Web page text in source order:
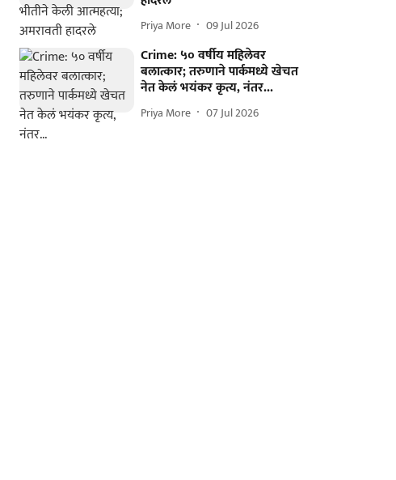
Priya More 09 Jul 2026
Crime: ५० वर्षीय महिलेवर
बलात्कार; तरुणाने पार्कमध्ये खेचत
नेत केलं भयंकर कृत्य, नंतर...
Priya More 07 Jul 2026